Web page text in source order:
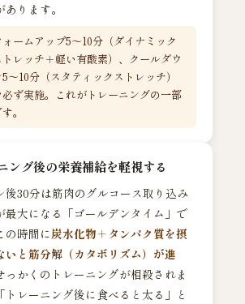
あります。
ォームアップ5〜10分（ダイナミック
トレッチ＋軽い有酸素）、クールダウ
5〜10分（スタティックストレッチ）
必ず実施。これがトレーニングの一部
。
ング後の栄養補給を軽視する
後30分は筋肉のグルコース取り込み
最大になる「ゴールデンタイム」で
の時間に炭水化物＋タンパク質を摂
いと筋分解（カタボリズム）が進
っかくのトレーニングが相殺されま
トレーニング後に食べると太る」と